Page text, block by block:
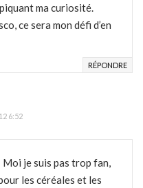
ma curiosité.
ce sera mon défi d’en
RÉPONDRE
6:52
je suis pas trop fan,
les céréales et les